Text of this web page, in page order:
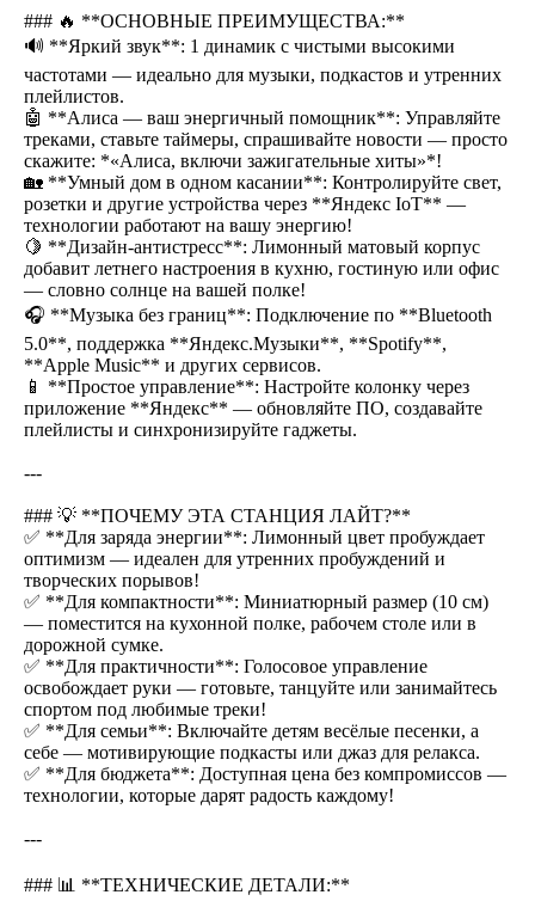
### 🔥 **ОСНОВНЫЕ ПРЕИМУЩЕСТВА:**
🔊 **Яркий звук**: 1 динамик с чистыми высокими
частотами — идеально для музыки, подкастов и утренних
плейлистов.
🤖 **Алиса — ваш энергичный помощник**: Управляйте
треками, ставьте таймеры, спрашивайте новости — просто
скажите: *«Алиса, включи зажигательные хиты»*!
🏡 **Умный дом в одном касании**: Контролируйте свет,
розетки и другие устройства через **Яндекс IoT** —
технологии работают на вашу энергию!
🍋 **Дизайн-антистресс**: Лимонный матовый корпус
добавит летнего настроения в кухню, гостиную или офис
— словно солнце на вашей полке!
🎧 **Музыка без границ**: Подключение по **Bluetooth
5.0**, поддержка **Яндекс.Музыки**, **Spotify**,
**Apple Music** и других сервисов.
📱 **Простое управление**: Настройте колонку через
приложение **Яндекс** — обновляйте ПО, создавайте
плейлисты и синхронизируйте гаджеты.
---
### 💡 **ПОЧЕМУ ЭТА СТАНЦИЯ ЛАЙТ?**
✅ **Для заряда энергии**: Лимонный цвет пробуждает
оптимизм — идеален для утренних пробуждений и
творческих порывов!
✅ **Для компактности**: Миниатюрный размер (10 см)
— поместится на кухонной полке, рабочем столе или в
дорожной сумке.
✅ **Для практичности**: Голосовое управление
освобождает руки — готовьте, танцуйте или занимайтесь
спортом под любимые треки!
✅ **Для семьи**: Включайте детям весёлые песенки, а
себе — мотивирующие подкасты или джаз для релакса.
✅ **Для бюджета**: Доступная цена без компромиссов —
технологии, которые дарят радость каждому!
---
### 📊 **ТЕХНИЧЕСКИЕ ДЕТАЛИ:**